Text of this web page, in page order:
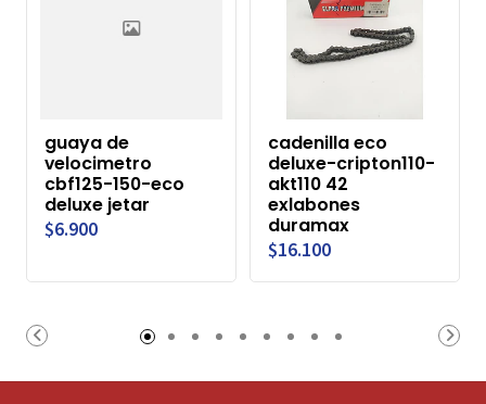
guaya de
velocimetro
cbf125-150-eco
deluxe jetar
$6.900
cadenilla eco
deluxe-cripton110-
akt110 42
exlabones
duramax
$16.100